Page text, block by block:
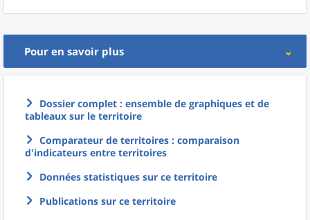
Pour en savoir plus
Dossier complet : ensemble de graphiques et de
tableaux sur le territoire
Comparateur de territoires : comparaison
d'indicateurs entre territoires
Données statistiques sur ce territoire
Publications sur ce territoire